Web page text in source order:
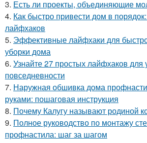
3. Есть ли проекты, объединяющие
4. Как быстро привести дом в
лайфхаков
5. Эффективные лайфхаки для
уборки дома
6. Узнайте 27 простых лайфхаков для
повседневности
7. Наружная обшивка дома
руками: пошаговая инструкция
8. Почему Калугу называют родиной
9. Полное руководство по монтажу
профнастила: шаг за шагом